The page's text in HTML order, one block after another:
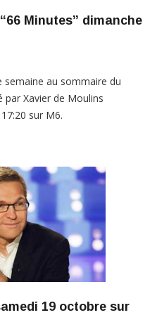
Minutes” dimanche
semaine au sommaire du
par Xavier de Moulins
sur M6.
19 octobre sur